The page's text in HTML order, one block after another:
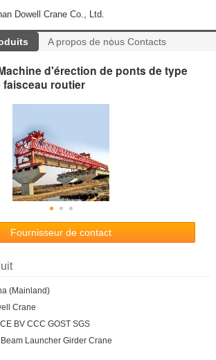
Dowell Crane Co., Ltd.
A propos de nous Contacts
d'érection de ponts de type
routier
Fournisseur de contact
(Mainland)
Crane
BV CCC GOST SGS
Launcher Girder Crane